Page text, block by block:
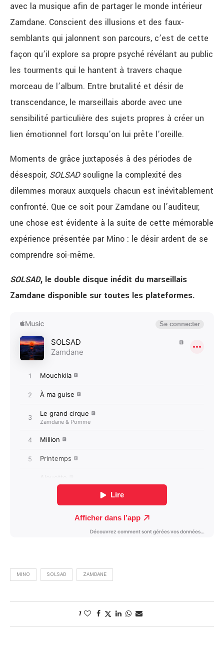
avec la musique afin de partager le monde intérieur
Zamdane. Conscient des illusions et des faux-
semblants qui jalonnent son parcours, c’est de cette
façon qu’il explore sa propre psyché révélant au public
les tourments qui le hantent à travers chaque
morceau de l’album. Entre brutalité et désir de
transcendance, le marseillais aborde avec une
sensibilité particulière des sujets propres à créer un
lien émotionnel fort lorsqu’on lui prête l’oreille.
Moments de grâce juxtaposés à des périodes de
désespoir, SOLSAD souligne la complexité des
dilemmes moraux auxquels chacun est inévitablement
confronté. Que ce soit pour Zamdane ou l’auditeur,
une chose est évidente à la suite de cette mémorable
expérience présentée par Mino : le désir ardent de se
comprendre soi-même.
SOLSAD, le double disque inédit du marseillais
Zamdane disponible sur toutes les plateformes.
MINO SOLSAD ZAMDANE
1